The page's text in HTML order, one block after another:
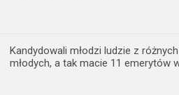
Kandydowali młodzi ludzie z
młodych, a tak macie 11 emerytów